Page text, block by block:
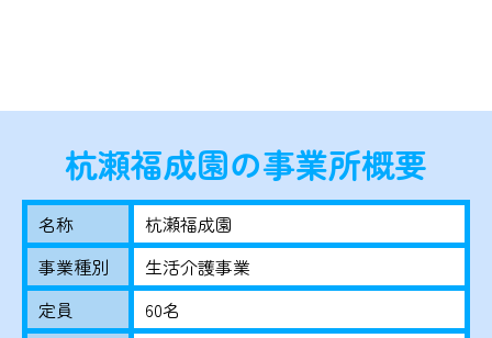
杭瀬福成園の事業所概要
名称
杭瀬福成園
事業種別
生活介護事業
定員
60名